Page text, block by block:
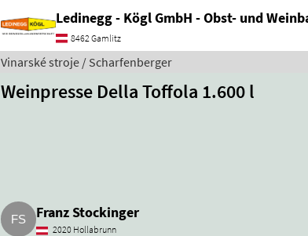
Ledinegg - Kögl GmbH - Obst- und
8462 Gamlitz
Vinarské stroje / Scharfenberger
Weinpresse Della Toffola 1.600 l
Franz Stockinger
2020 Hollabrunn